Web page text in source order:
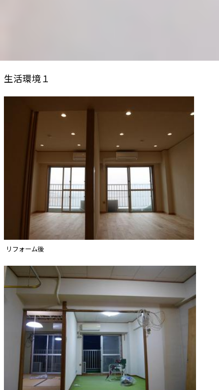
生活環境１
リフォーム後